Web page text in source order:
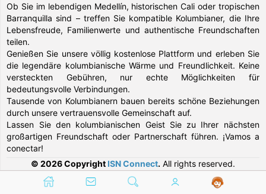
Ob Sie im lebendigen Medellín, historischen Cali oder tropischen
Barranquilla sind – treffen Sie kompatible Kolumbianer, die Ihre
Lebensfreude, Familienwerte und authentische Freundschaften
teilen.
Genießen Sie unsere völlig kostenlose Plattform und erleben Sie
die legendäre kolumbianische Wärme und Freundlichkeit. Keine
versteckten Gebühren, nur echte Möglichkeiten für
bedeutungsvolle Verbindungen.
Tausende von Kolumbianern bauen bereits schöne Beziehungen
durch unsere vertrauensvolle Gemeinschaft auf.
Lassen Sie den kolumbianischen Geist Sie zu Ihrer nächsten
großartigen Freundschaft oder Partnerschaft führen. ¡Vamos a
conectar!
© 2026 Copyright ISN Connect. All rights reserved.